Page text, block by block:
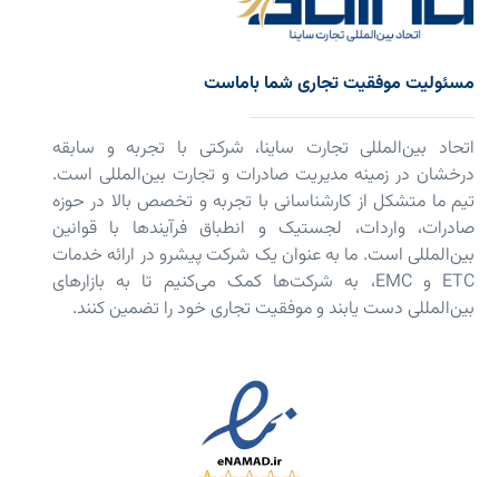
مسئولیت موفقیت تجاری شما باماست
اتحاد بین‌المللی تجارت ساینا، شرکتی با تجربه و سابقه
درخشان در زمینه مدیریت صادرات و تجارت بین‌المللی است.
تیم ما متشکل از کارشناسانی با تجربه و تخصص بالا در حوزه
صادرات، واردات، لجستیک و انطباق فرآیندها با قوانین
بین‌المللی است. ما به عنوان یک شرکت پیشرو در ارائه خدمات
ETC و EMC، به شرکت‌ها کمک می‌کنیم تا به بازارهای
بین‌المللی دست یابند و موفقیت تجاری خود را تضمین کنند.